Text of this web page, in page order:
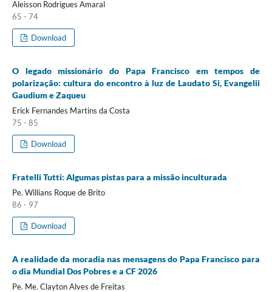
Aleisson Rodrigues Amaral
65 - 74
Download
O legado missionário do Papa Francisco em tempos de
polarização: cultura do encontro à luz de Laudato Si, Evangelii
Gaudium e Zaqueu
Erick Fernandes Martins da Costa
75 - 85
Download
Fratelli Tutti: Algumas pistas para a missão inculturada
Pe. Willians Roque de Brito
86 - 97
Download
A realidade da moradia nas mensagens do Papa Francisco para
o dia Mundial Dos Pobres e a CF 2026
Pe. Me. Clayton Alves de Freitas